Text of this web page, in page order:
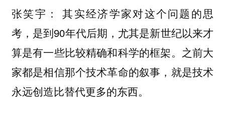
张笑宇：
其实经济学家对这个问题的思
考，是到90年代后期，尤其是新世纪以来才
算是有一些比较精确和科学的框架。 之前大
家都是相信那个技术革命的叙事，就是技术
永远创造比替代更多的东西。